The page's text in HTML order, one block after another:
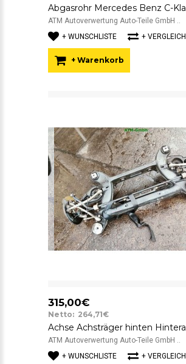
ATM Autoverwertung Auto-Teile GmbH ..
+ WUNSCHLISTE
+ VERGLEICH
+ Warenkorb
315,00€
Netto: 264,71€
ATM Autoverwertung Auto-Teile GmbH ..
+ WUNSCHLISTE
+ VERGLEICH